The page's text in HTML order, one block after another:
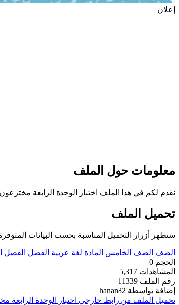
إعلان
معلومات حول الملف
نقدم لكم في هذا الملف اختبار الوحدة الرابعة
تحميل الملف
ستظهر أزرار التحميل المناسبة بحسب البيانات
الصف الصف الخامس المادة لغة عربية الفصل الفصل
الحجم 0
المشاهدات 5,317
رقم الملف 11339
إضافة بواسطة hanan82
تحميل الملف من رابط خارجي اختبار الوحدة